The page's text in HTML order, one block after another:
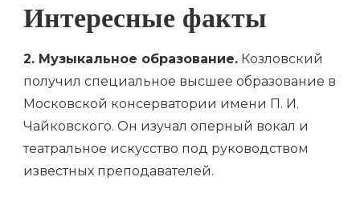
Интересные факты
2. Музыкальное образование. Козловский
получил специальное высшее образование в
Московской консерватории имени П. И.
Чайковского. Он изучал оперный вокал и
театральное искусство под руководством
известных преподавателей.